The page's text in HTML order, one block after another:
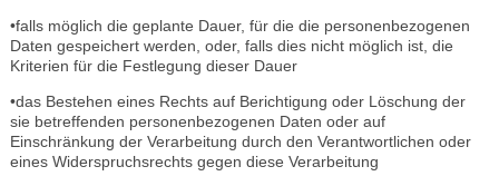
•falls möglich die geplante Dauer, für die die personenbezogenen
Daten gespeichert werden, oder, falls dies nicht möglich ist, die
Kriterien für die Festlegung dieser Dauer
•das Bestehen eines Rechts auf Berichtigung oder Löschung der
sie betreffenden personenbezogenen Daten oder auf
Einschränkung der Verarbeitung durch den Verantwortlichen oder
eines Widerspruchsrechts gegen diese Verarbeitung